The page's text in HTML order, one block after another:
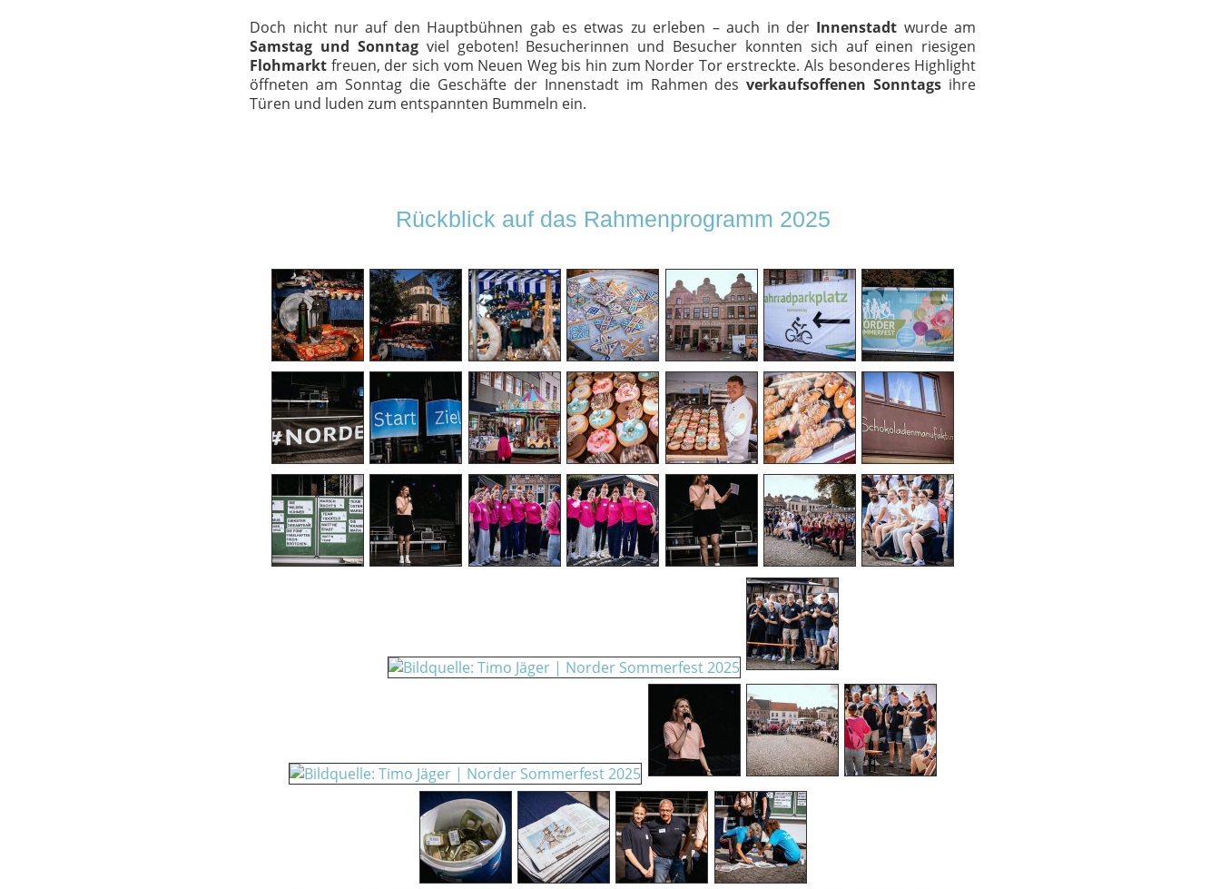
Doch nicht nur auf den Hauptbühnen gab es etwas zu erleben – auch in der Innenstadt wurde am
Samstag und Sonntagviel geboten! Besucherinnen und Besucher konnten sich auf einen riesigen
Flohmarkt freuen, der sich vom Neuen Weg bis hin zum Norder Tor erstreckte. Als besonderes Highlight
öffneten am Sonntag die Geschäfte der Innenstadt im Rahmen desverkaufsoffenen Sonntags ihre
Türen und luden zum entspannten Bummeln ein.
Rückblick auf das Rahmenprogramm 2025